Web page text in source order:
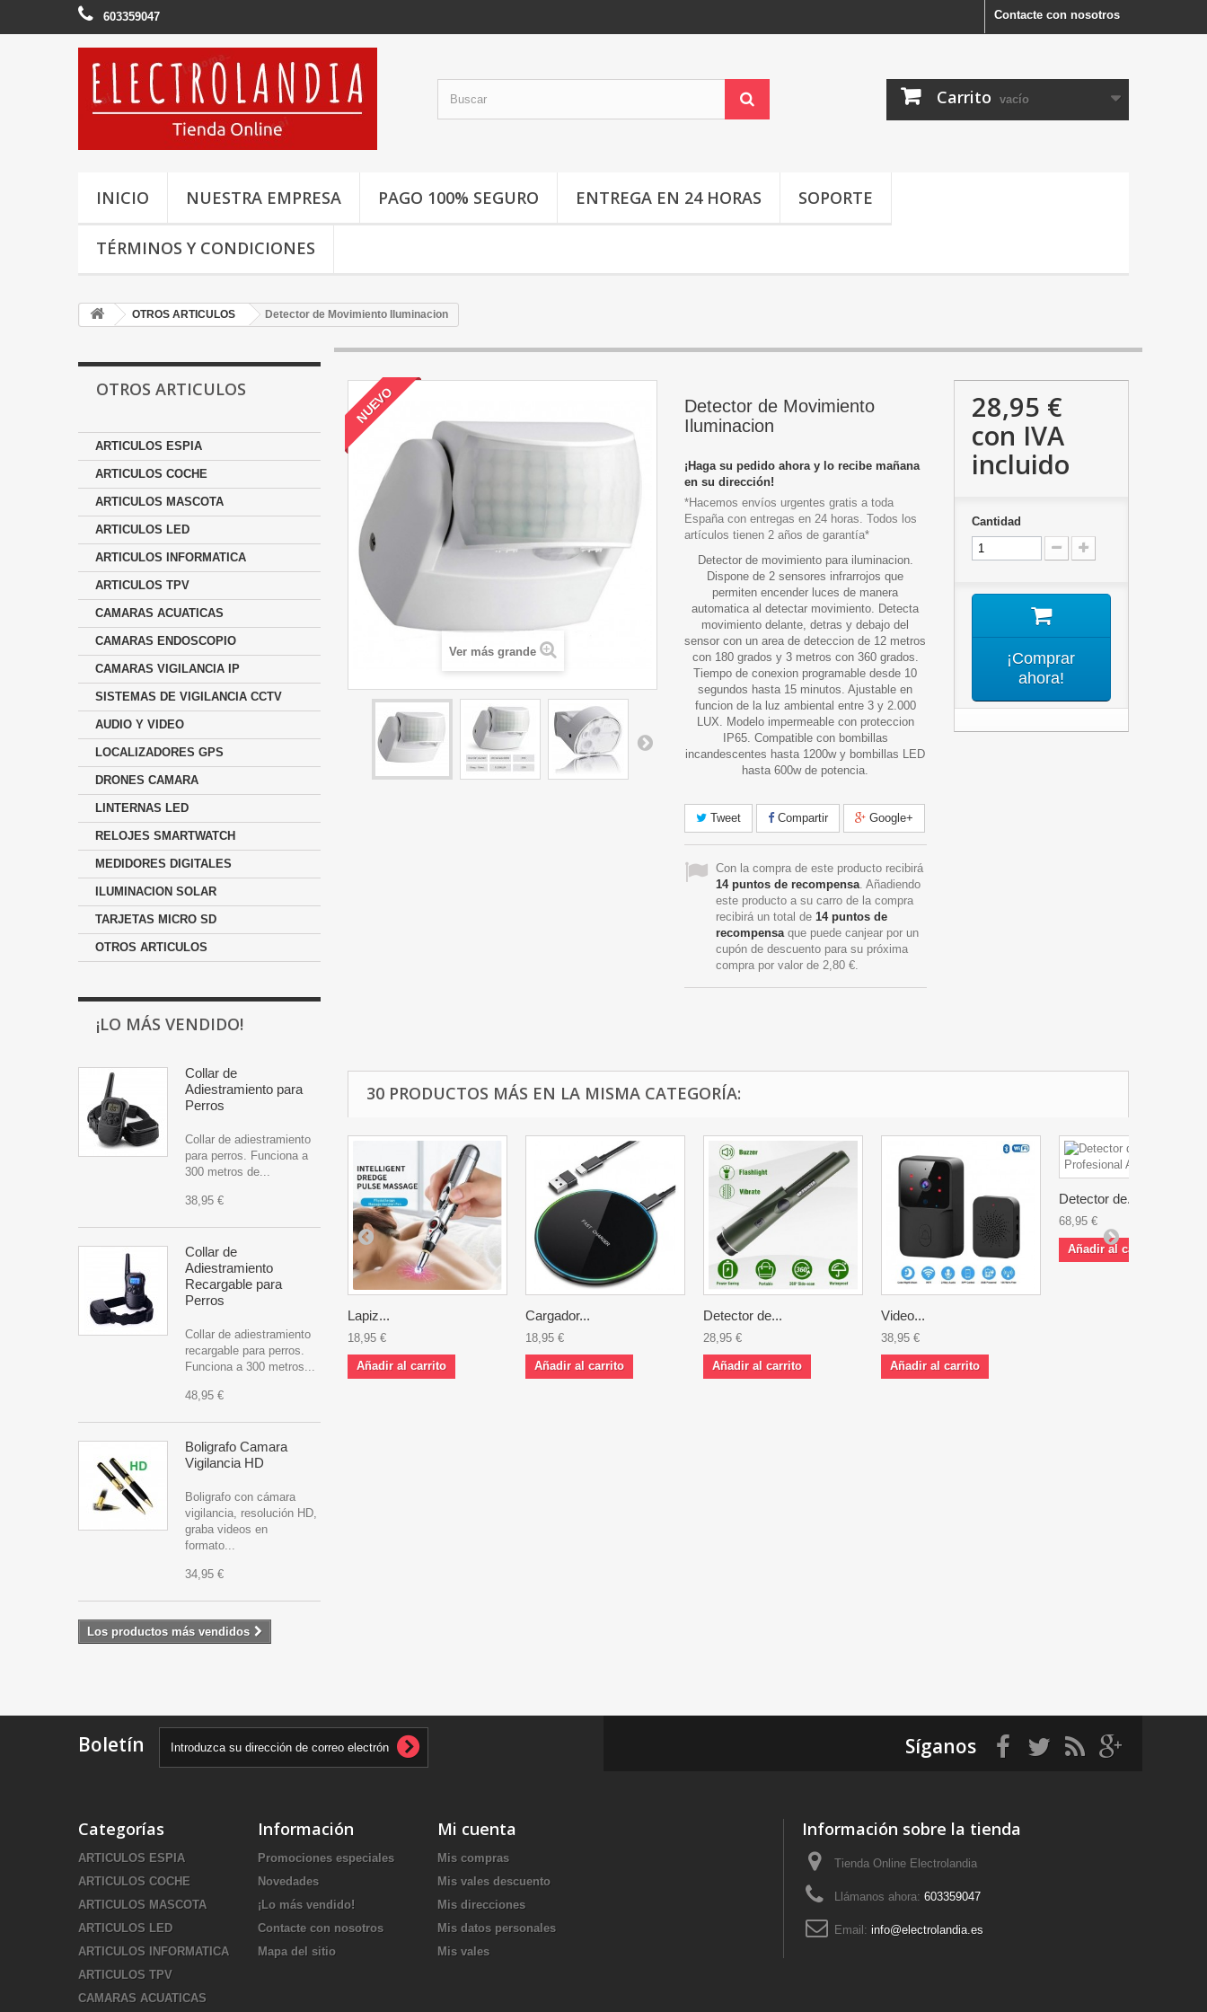
Contacte con nosotros
603359047
Carrito vacío
INICIO NUESTRA EMPRESA PAGO 100% SEGURO ENTREGA EN 24 HORAS SOPORTE
TÉRMINOS Y CONDICIONES
OTROS ARTICULOS Detector de Movimiento Iluminacion
OTROS ARTICULOS
ARTICULOS ESPIA
ARTICULOS COCHE
ARTICULOS MASCOTA
ARTICULOS LED
ARTICULOS INFORMATICA
ARTICULOS TPV
CAMARAS ACUATICAS
CAMARAS ENDOSCOPIO
CAMARAS VIGILANCIA IP
SISTEMAS DE VIGILANCIA CCTV
AUDIO Y VIDEO
LOCALIZADORES GPS
DRONES CAMARA
LINTERNAS LED
RELOJES SMARTWATCH
MEDIDORES DIGITALES
ILUMINACION SOLAR
TARJETAS MICRO SD
OTROS ARTICULOS
¡LO MÁS VENDIDO!
Collar de
Adiestramiento para
Perros
Collar de adiestramiento
para perros. Funciona a
300 metros de...
38,95 €
Collar de
Adiestramiento
Recargable para
Perros
Collar de adiestramiento
recargable para perros.
Funciona a 300 metros...
48,95 €
Boligrafo Camara
Vigilancia HD
Boligrafo con cámara
vigilancia, resolución HD,
graba videos en
formato...
34,95 €
Los productos más vendidos
NUEVO
Ver más grande
Detector de Movimiento
Iluminacion
¡Haga su pedido ahora y lo recibe mañana
en su dirección!
*Hacemos envíos urgentes gratis a toda
España con entregas en 24 horas. Todos los
artículos tienen 2 años de garantía*
Detector de movimiento para iluminacion.
Dispone de 2 sensores infrarrojos que
permiten encender luces de manera
automatica al detectar movimiento. Detecta
movimiento delante, detras y debajo del
sensor con un area de deteccion de 12 metros
con 180 grados y 3 metros con 360 grados.
Tiempo de conexion programable desde 10
segundos hasta 15 minutos. Ajustable en
funcion de la luz ambiental entre 3 y 2.000
LUX. Modelo impermeable con proteccion
IP65. Compatible con bombillas
incandescentes hasta 1200w y bombillas LED
hasta 600w de potencia.
Tweet Compartir Google+
Con la compra de este producto recibirá
14puntos de recompensa. Añadiendo
este producto a su carro de la compra
recibirá un total de 14puntos de
recompensaque puede canjear por un
cupón de descuento para su próxima
compra por valor de 2,80 €.
28,95 €
con IVA
incluido
Cantidad
¡Comprar
ahora!
30 PRODUCTOS MÁS EN LA MISMA CATEGORÍA:
Lapiz...
18,95 €
Añadir al carrito
Cargador...
18,95 €
Añadir al carrito
Detector de...
28,95 €
Añadir al carrito
Video...
38,95 €
Añadir al carrito
Detector de...
68,95 €
Añadir al carrito
Boletín Síganos
Categorías
ARTICULOS ESPIA
ARTICULOS COCHE
ARTICULOS MASCOTA
ARTICULOS LED
ARTICULOS INFORMATICA
ARTICULOS TPV
CAMARAS ACUATICAS
Información
Promociones especiales
Novedades
¡Lo más vendido!
Contacte con nosotros
Mapa del sitio
Mi cuenta
Mis compras
Mis vales descuento
Mis direcciones
Mis datos personales
Mis vales
Información sobre la tienda
Tienda Online Electrolandia
Llámanos ahora: 603359047
Email: info@electrolandia.es